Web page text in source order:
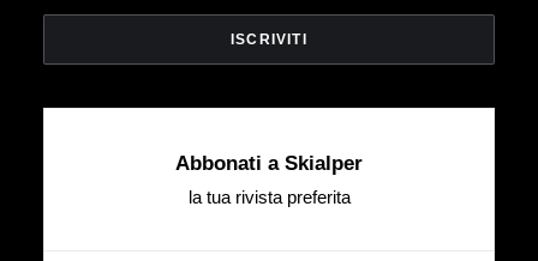
Abbonati a Skialper
la tua rivista preferita